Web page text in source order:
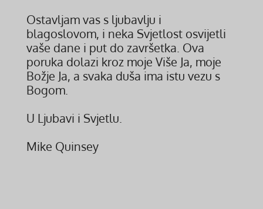
Ostavljam vas s ljubavlju i
blagoslovom, i neka Svjetlost osvijetli
vaše dane i put do završetka. Ova
poruka dolazi kroz moje Više Ja, moje
Božje Ja, a svaka duša ima istu vezu s
Bogom.
U Ljubavi i Svjetlu.
Mike Quinsey